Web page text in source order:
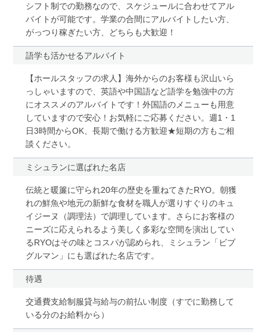
シフト制での勤務なので、スケジュールに合わせてアル
バイトが可能です。学業の合間にアルバイトしたい方、
がっつり稼ぎたい方、どちらも大歓迎！
語学も活かせるアルバイト
【ホールスタッフの求人】海外からのお客様も沢山いら
っしゃいますので、英語や中国語など語学を勉強中の方
にオススメのアルバイトです！外国語のメニューも用意
していますので安心！お気軽にご応募ください。週1・1
日3時間からOK、長期で働ける方歓迎★短期の方もご相
談ください。
ミシュランに選ばれた名店
伝統と暖簾に守られ20年の歴史を重ねてきたRYO。朝獲
れの鮮魚や地元の新鮮な食材を職人が選りすぐりのキュ
イジーヌ（調理法）で調理しています。さらにお客様の
ニーズに応えられるよう美しく多彩な空間を演出してい
るRYOはその味とコスパが認められ、ミシュラン「ビブ
グルマン」にも選ばれた名店です。
待遇
交通費支給制服貸与給与の前払い制度（すでに勤務して
いる分のお給料から）